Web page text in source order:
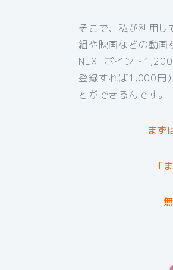
そこで、私が利用し
組や映画などの動
NEXTポイント
登録すれば1,000円
とができるんです。
まず
「